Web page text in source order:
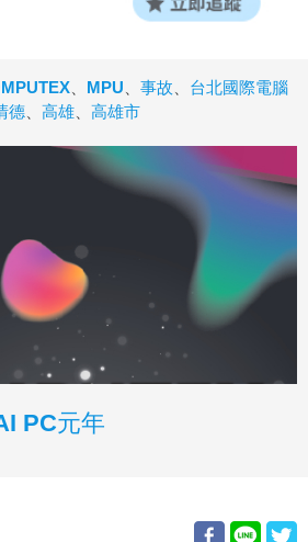
MPU 事故
台北國際電腦
德 高雄 高雄市
PC元年